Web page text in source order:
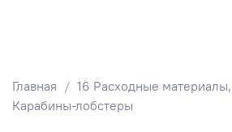
Главная
16 Расходные
Карабины-лобстеры